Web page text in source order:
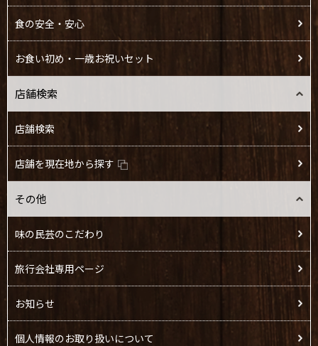
食の安全・安心
お食い初め・一歳お祝いセット
店舗検索
店舗検索
店舗を現在地から探す
その他
味の民芸のこだわり
旅行会社専用ページ
お知らせ
個人情報のお取り扱いについて